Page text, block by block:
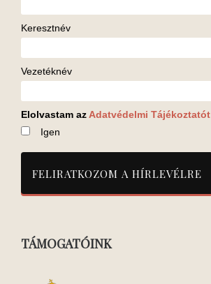
Keresztnév
Vezetéknév
Elolvastam az Adatvédelmi Tájékoztatót
Igen
TÁMOGATÓINK